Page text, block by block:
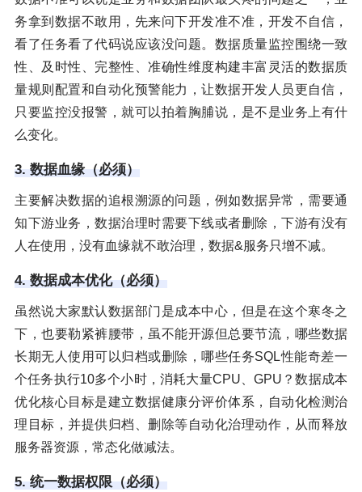
务拿到数据不敢用，先来问下开发准不准，开发不自信，
看了任务看了代码说应该没问题。数据质量监控围绕一致
性、及时性、完整性、准确性维度构建丰富灵活的数据质
量规则配置和自动化预警能力，让数据开发人员更自信，
只要监控没报警，就可以拍着胸脯说，是不是业务上有什
么变化。
3. 数据血缘（必须）
主要解决数据的追根溯源的问题，例如数据异常，需要通
知下游业务，数据治理时需要下线或者删除，下游有没有
人在使用，没有血缘就不敢治理，数据&服务只增不减。
4. 数据成本优化（必须）
虽然说大家默认数据部门是成本中心，但是在这个寒冬之
下，也要勒紧裤腰带，虽不能开源但总要节流，哪些数据
长期无人使用可以归档或删除，哪些任务SQL性能奇差一
个任务执行10多个小时，消耗大量CPU、GPU？数据成本
优化核心目标是建立数据健康分评价体系，自动化检测治
理目标，并提供归档、删除等自动化治理动作，从而释放
服务器资源，常态化做减法。
5. 统一数据权限（必须）